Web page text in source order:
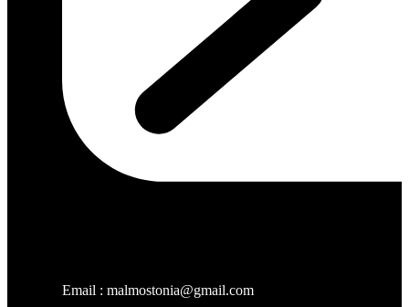
Email : malmostonia@gmail.com